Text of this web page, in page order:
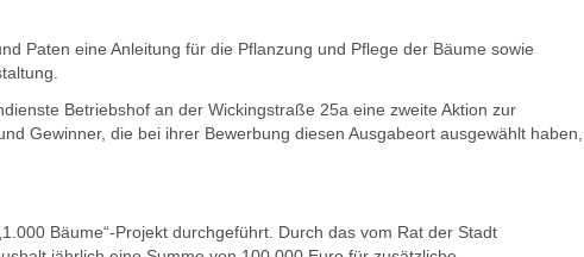
Paten eine Anleitung für die Pflanzung und Pflege der Bäume sowie
Betriebshof an der Wickingstraße 25a eine zweite Aktion zur
Gewinner, die bei ihrer Bewerbung diesen Ausgabeort ausgewählt haben,
Bäume“-Projekt durchgeführt. Durch das vom Rat der Stadt